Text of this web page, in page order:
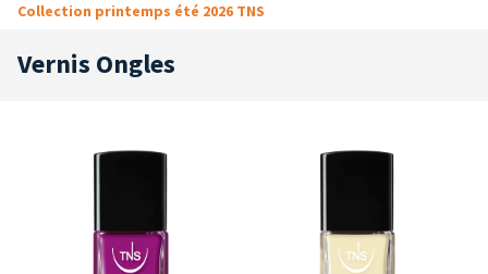
Collection printemps été 2026 TNS
Vernis Ongles